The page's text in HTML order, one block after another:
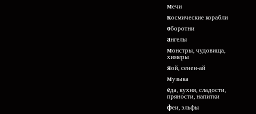
мечи
космические корабли
оборотни
ангелы
монстры, чудовища,
химеры
яой, сенен-ай
музыка
еда, кухня, сладости,
пряности, напитки
феи, эльфы